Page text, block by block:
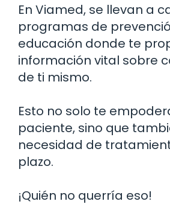
En Viamed, se llevan a
programas de
educación donde te
información vital sobre
de ti mismo.
Esto no solo te
paciente, sino que
necesidad de
plazo.
¡Quién no querría eso!